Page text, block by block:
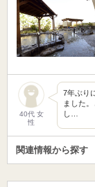
40代 女
性
7年ぶり
ました
し…
関連情報から探す